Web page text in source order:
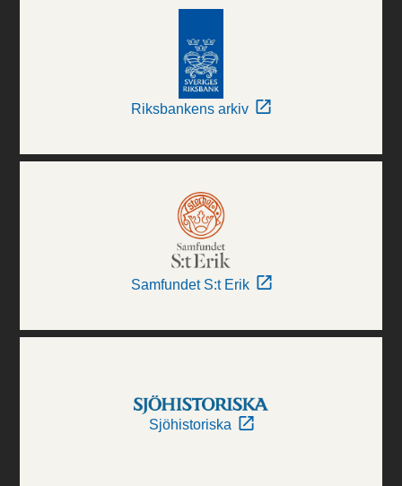
Riksbankens arkiv
Samfundet S:t Erik
Sjöhistoriska